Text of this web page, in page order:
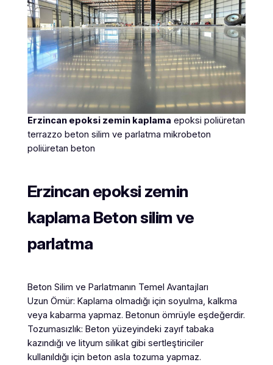
Erzincan epoksi zemin kaplama epoksi poliüretan
terrazzo beton silim ve parlatma mikrobeton
poliüretan beton
Erzincanepoksi zemin
kaplama Beton silim ve
parlatma
Beton Silim ve Parlatmanın Temel Avantajları
Uzun Ömür: Kaplama olmadığı için soyulma, kalkma
veya kabarma yapmaz. Betonun ömrüyle eşdeğerdir.
Tozumasızlık: Beton yüzeyindeki zayıf tabaka
kazındığı ve lityum silikat gibi sertleştiriciler
kullanıldığı için beton asla tozuma yapmaz.